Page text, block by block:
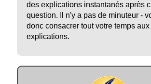
des explications instantanés après
question. Il n'y a pas de minuteur -
donc consacrer tout votre temps aux
explications.